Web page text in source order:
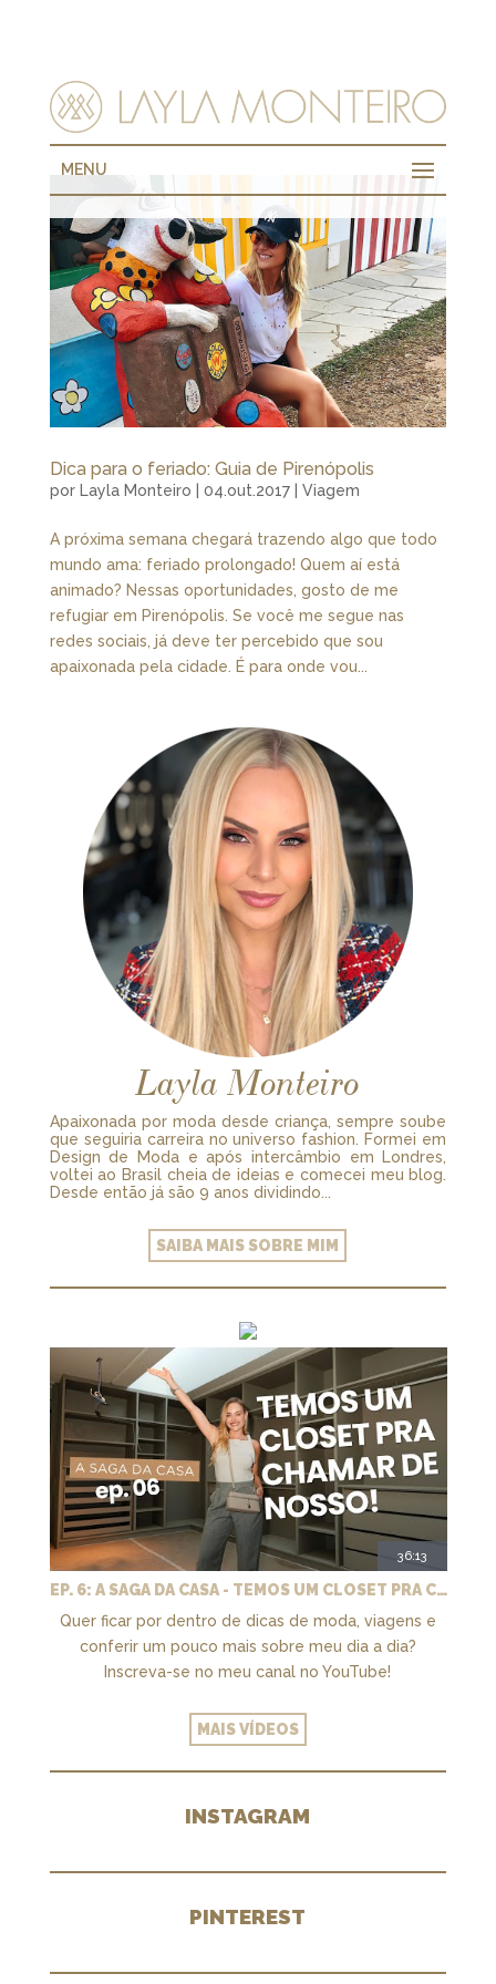
MENU
Dica para o feriado: Guia de Pirenópolis
por Layla Monteiro | 04.out.2017| Viagem
A próxima semana chegará trazendo algo que todo
mundo ama: feriado prolongado! Quem aí está
animado? Nessas oportunidades, gosto de me
refugiar em Pirenópolis. Se você me segue nas
redes sociais, já deve ter percebido que sou
apaixonada pela cidade. É para onde vou...
Layla Monteiro
Apaixonada por moda desde criança, sempre soube
que seguiria carreira no universo fashion. Formei em
Design de Moda e após intercâmbio em Londres,
voltei ao Brasil cheia de ideias e comecei meu blog.
Desde então já são 9 anos dividindo...
SAIBA MAIS SOBRE MIM
36:13
EP. 6: A SAGA DA CASA - TEMOS UM CLOSET PRA CHAMAR DE NOSSO + MARCENARIA E PAISAGISMO
Quer ficar por dentro de dicas de moda, viagens e
conferir um pouco mais sobre meu dia a dia?
Inscreva-se no meu canal no YouTube!
MAIS VÍDEOS
INSTAGRAM
PINTEREST